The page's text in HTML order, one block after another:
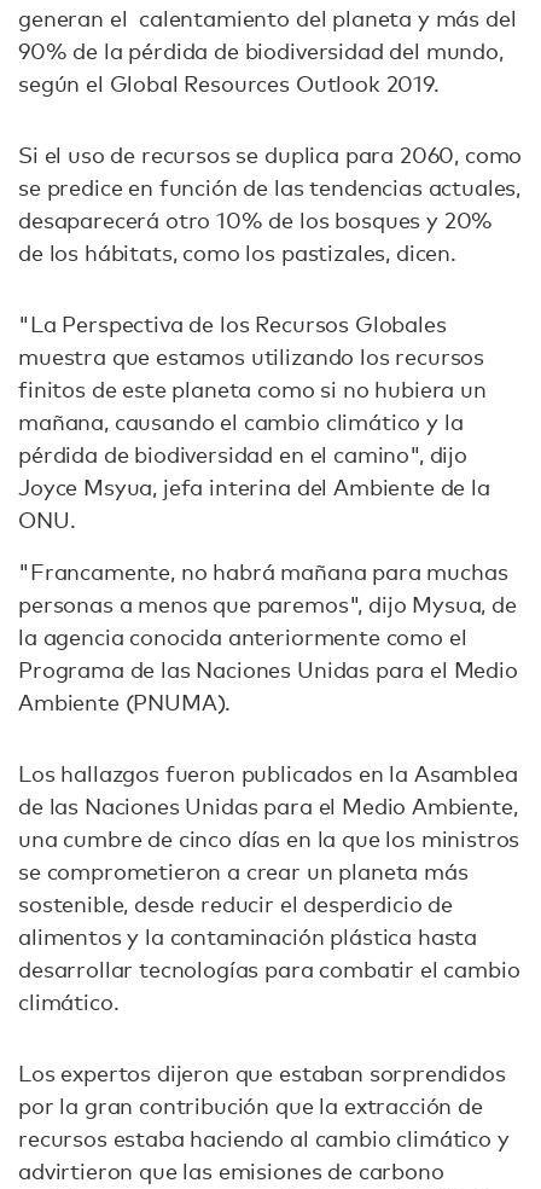
generan el calentamiento del planeta y más del
90% de la pérdida de biodiversidad del mundo,
según el Global Resources Outlook 2019.
Si el uso de recursos se duplica para 2060, como
se predice en función de las tendencias actuales,
desaparecerá otro 10% de los bosques y 20%
de los hábitats, como los pastizales, dicen.
"La Perspectiva de los Recursos Globales
muestra que estamos utilizando los recursos
finitos de este planeta como si no hubiera un
mañana, causando el cambio climático y la
pérdida de biodiversidad en el camino", dijo
Joyce Msyua, jefa interina del Ambiente de la
ONU.
"Francamente, no habrá mañana para muchas
personas a menos que paremos", dijo Mysua, de
la agencia conocida anteriormente como el
Programa de las Naciones Unidas para el Medio
Ambiente (PNUMA).
Los hallazgos fueron publicados en la Asamblea
de las Naciones Unidas para el Medio Ambiente,
una cumbre de cinco días en la que los ministros
se comprometieron a crear un planeta más
sostenible, desde reducir el desperdicio de
alimentos y la contaminación plástica hasta
desarrollar tecnologías para combatir el cambio
climático.
Los expertos dijeron que estaban sorprendidos
por la gran contribución que la extracción de
recursos estaba haciendo al cambio climático y
advirtieron que las emisiones de carbono